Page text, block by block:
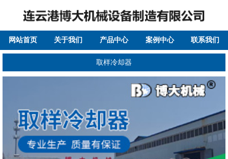
网站首页 关于我们 产品中心 案例中心 联系我们
取样冷却器